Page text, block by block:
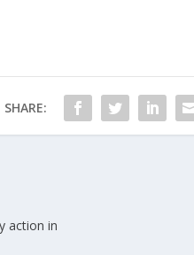
SHARE:
action in